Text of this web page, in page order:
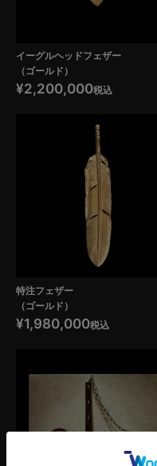
イーグルヘッドフェザー
（ゴールド）
¥2,200,000税込
特注フェザー
（ゴールド）
¥1,980,000税込